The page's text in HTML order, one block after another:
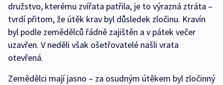
družstvo, kterému zvířata patřila, je to výrazná ztráta –
tvrdí přitom, že útěk krav byl důsledek zločinu. Kravín
byl podle zemědělců řádně zajištěn a v pátek večer
uzavřen. V neděli však ošetřovatelé našli vrata
otevřená.
Zemědělci mají jasno – za osudným útěkem byl zločinný